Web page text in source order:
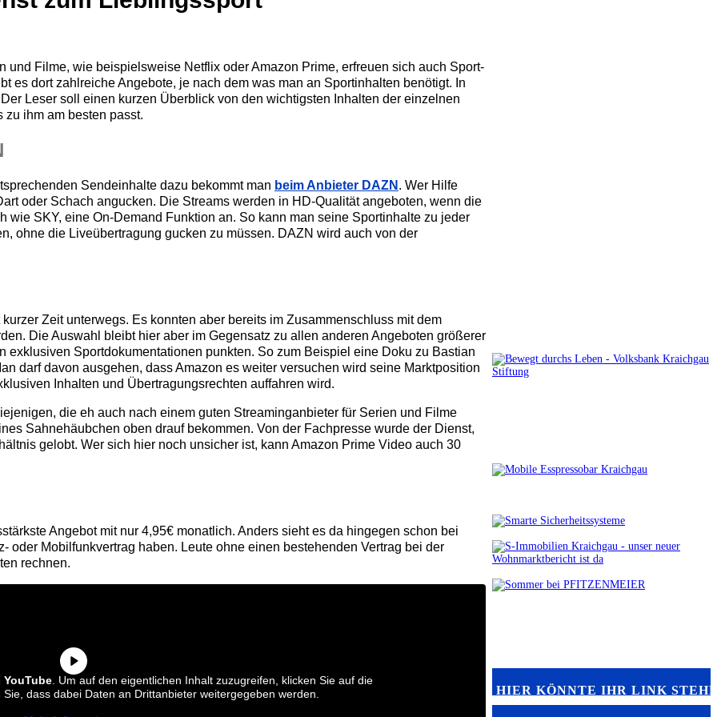
und Filme, wie beispielsweise Netflix oder Amazon Prime, erfreuen sich auch Sport-
es dort zahlreiche Angebote, je nach dem was man an Sportinhalten benötigt. In
Leser soll einen kurzen Überblick von den wichtigsten Inhalten der einzelnen
ihm am besten passt.
Sendeinhalte dazu bekommt man beim Anbieter DAZN . Wer Hilfe
oder Schach angucken. Die Streams werden in HD-Qualität angeboten, wenn die
wie SKY, eine On-Demand Funktion an. So kann man seine Sportinhalte zu jeder
ohne die Liveübertragung gucken zu müssen. DAZN wird auch von der
Zeit unterwegs. Es konnten aber bereits im Zusammenschluss mit dem
Die Auswahl bleibt hier aber im Gegensatz zu allen anderen Angeboten größerer
Sportdokumentationen punkten. So zum Beispiel eine Doku zu Bastian
darf davon ausgehen, dass Amazon es weiter versuchen wird seine Marktposition
Inhalten und Übertragungsrechten auffahren wird.
die eh auch nach einem guten Streaminganbieter für Serien und Filme
Sahnehäubchen oben drauf bekommen. Von der Fachpresse wurde der Dienst,
gelobt. Wer sich hier noch unsicher ist, kann Amazon Prime Video auch 30
Angebot mit nur 4,95€ monatlich. Anders sieht es da hingegen schon bei
oder Mobilfunkvertrag haben. Leute ohne einen bestehenden Vertrag bei der
rechnen.
YouTube . Um auf den eigentlichen Inhalt zuzugreifen, klicken Sie auf die
dass dabei Daten an Drittanbieter weitergegeben werden.
HIER KÖNNTE IHR LINK